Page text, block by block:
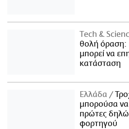
Τech &
θολή όραση:
μπορεί να
κατάσταση
Ελλάδα
μπορούσα να
πρώτες
φορτηγού